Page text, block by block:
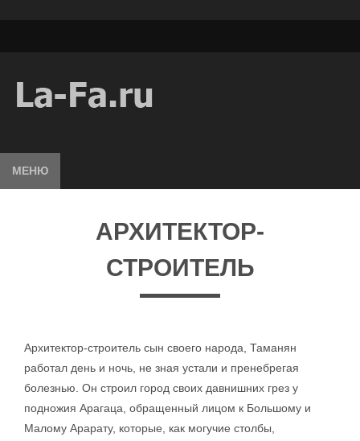
МЕНЮ
АРХИТЕКТОР-
СТРОИТЕЛЬ
Архитектор-строитель сын своего народа, Таманян
работал день и ночь, не зная устали и пренебрегая
болезнью. Он строил город своих давнишних грез у
подножия Арагаца, обращенный лицом к Большому и
Малому Арарату, которые, как могучие столбы,